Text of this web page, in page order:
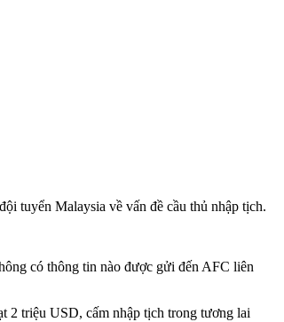
tuyển Malaysia về vấn đề cầu thủ nhập tịch.
có thông tin nào được gửi đến AFC liên
2 triệu USD, cấm nhập tịch trong tương lai